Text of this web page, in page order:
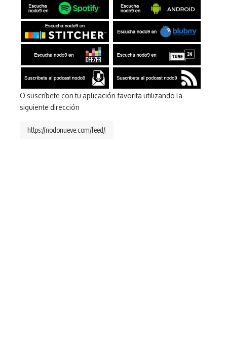
O suscríbete con tu aplicación favorita utilizando la
siguiente dirección